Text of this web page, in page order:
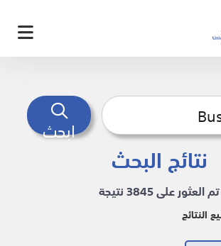
ابحث
نتائج البحث
تم العثور على 3845 نتيجة
النتائج